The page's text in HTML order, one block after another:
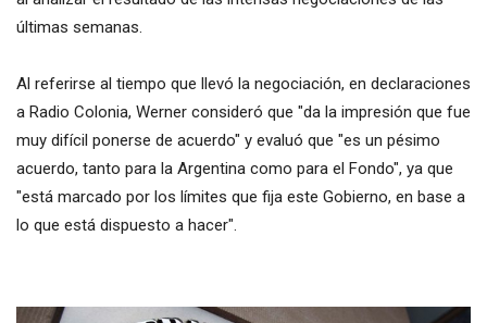
últimas semanas.
Al referirse al tiempo que llevó la negociación, en declaraciones
a Radio Colonia, Werner consideró que "da la impresión que fue
muy difícil ponerse de acuerdo" y evaluó que "es un pésimo
acuerdo, tanto para la Argentina como para el Fondo", ya que
"está marcado por los límites que fija este Gobierno, en base a
lo que está dispuesto a hacer".